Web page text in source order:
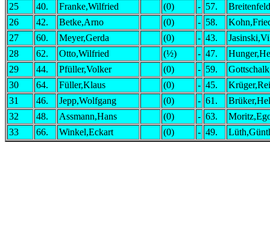
25
40. Franke,Wilfried (0) - 57.
26
42. Betke,Arno (0) - 58.
27
60. Meyer,Gerda (0) - 43.
28
62. Otto,Wilfried (½) - 47.
29
44. Pfüller,Volker (0) - 59.
30
64. Füller,Klaus (0) - 45.
31
46. Jepp,Wolfgang (0) - 61.
32
48. Assmann,Hans (0) - 63.
33
66. Winkel,Eckart (0) - 49.